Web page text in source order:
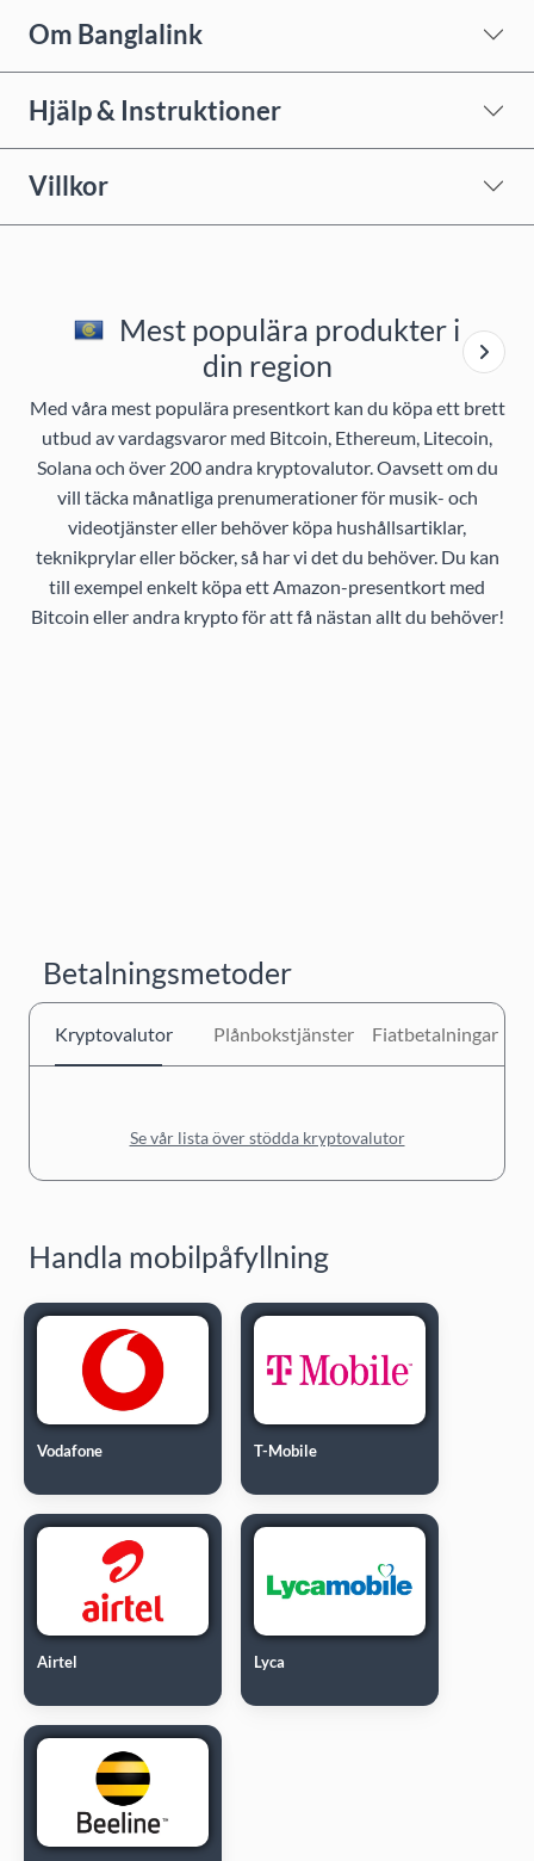
Om Banglalink
Hjälp & Instruktioner
Villkor
Mest populära produkter i
din region
Med våra mest populära presentkort kan du köpa ett brett
utbud av vardagsvaror med Bitcoin, Ethereum, Litecoin,
Solana och över 200 andra kryptovalutor. Oavsett om du
vill täcka månatliga prenumerationer för musik- och
videotjänster eller behöver köpa hushållsartiklar,
teknikprylar eller böcker, så har vi det du behöver. Du kan
till exempel enkelt köpa ett Amazon-presentkort med
Bitcoin eller andra krypto för att få nästan allt du behöver!
Betalningsmetoder
Kryptovalutor Plånbokstjänster Fiatbetalningar
Se vår lista över stödda kryptovalutor
Handla mobilpåfyllning
Vodafone T-Mobile
Airtel Lyca